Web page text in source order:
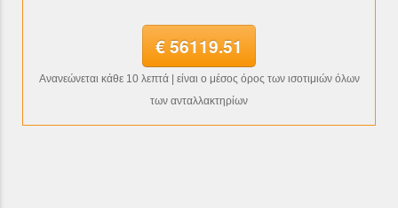
€ 56119.51
Ανανεώνεται κάθε 10 λεπτά | είναι ο μέσος όρος των ισοτιμιών όλων
των ανταλλακτηρίων